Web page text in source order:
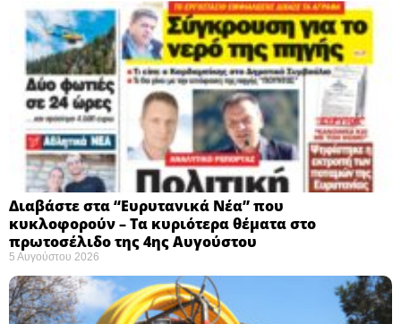
Διαβάστε στα “Ευρυτανικά Νέα” που
κυκλοφορούν – Τα κυριότερα θέματα στο
πρωτοσέλιδο της 4ης Αυγούστου
5 Αυγούστου 2026